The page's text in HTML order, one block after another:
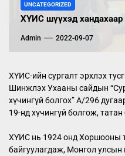
UNCATEGORIZED
ХҮИС шүүхэд хандахаар
Admin 2022-09-07
ХҮИС-ийн сургалт эрхлэх
Шинжлэх Ухааны сайдын
хүчингүй болгох” А/296
19-нд хүчингүй болгож,
ХҮИС нь 1924 онд Хоршооны
байгуулагдаж, Монгол